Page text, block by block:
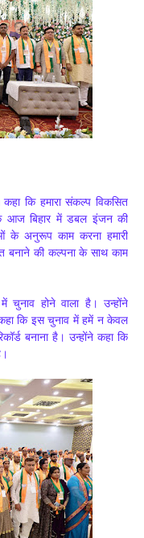
कि हमारा संकल्प विकसित
आज बिहार में डबल इंजन की
के अनुरूप काम करना हमारी
बनाने की कल्पना के साथ काम
होने वाला है। उन्होंने
कि इस चुनाव में हमें न केवल
बनाना है। उन्होंने कहा कि